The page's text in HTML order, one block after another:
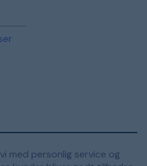
med personlig service og